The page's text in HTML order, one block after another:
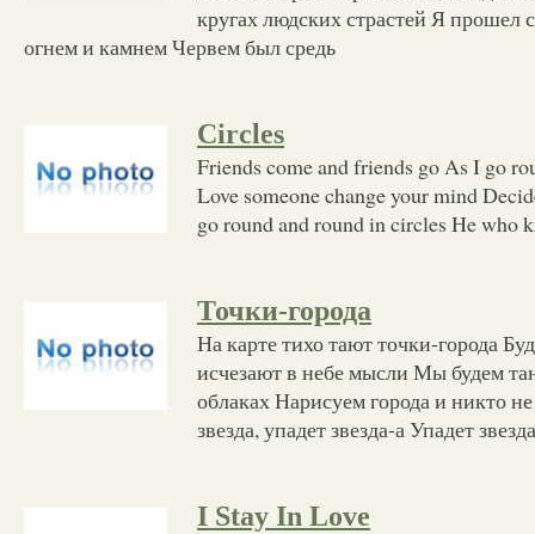
кругах людских страстей Я прошел
огнем и камнем Червем был средь
Circles
Friends come and friends go As I go
Love someone change your mind
go round and round in circles He who
Точки-города
На карте тихо тают точки-города
исчезают в небе мысли Мы будем
облаках Нарисуем города и никто
звезда, упадет звезда-а Упадет
I Stay In Love